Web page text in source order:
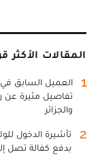
المقالات الأكثر
1
العميل السابق
تفاصيل مثيرة عن
والجزائر
2
بدفع كفالة تصل إلى 20 ألف